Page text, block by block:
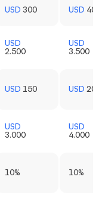
USD 300 USD
USD
2.500
USD
3.500
USD 150 USD
USD
3.000
USD
4.000
10% 10%